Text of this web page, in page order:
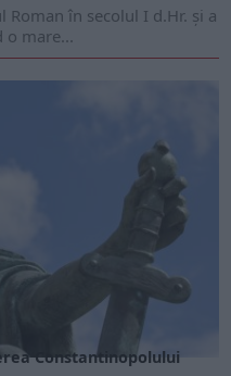
în secolul I d.Hr. și a
o mare...
Constantinopolului